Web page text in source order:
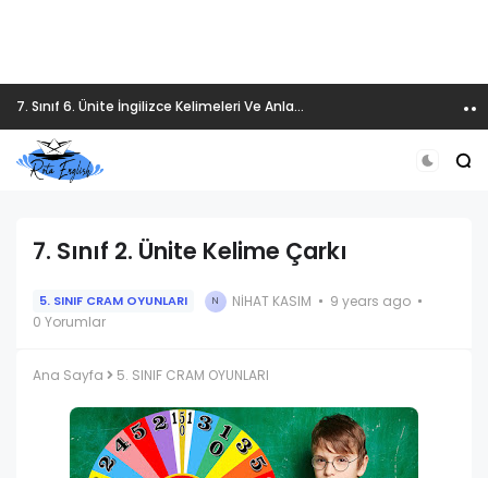
7. Sınıf 6. Ünite İngilizce Kelimeleri Ve Anlamları
7. Sınıf 2. Ünite Kelime Çarkı
5. SINIF CRAM OYUNLARI N NIHAT KASIM
9 years ago
0 Yorumlar
Ana Sayfa 5. SINIF CRAM OYUNLARI